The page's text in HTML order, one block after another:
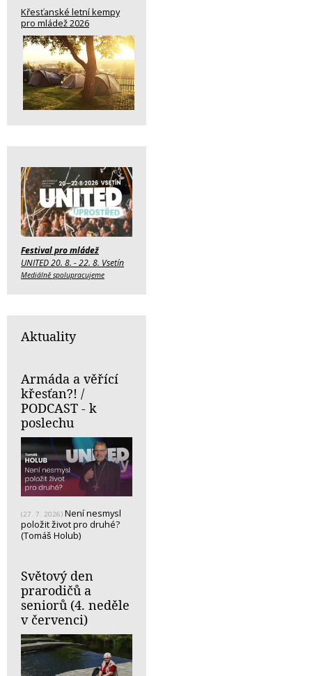
Křesťanské letní kempy
pro mládež 2026
Festival pro mládež
UNITED 20. 8. - 22. 8. Vsetín
Mediálně spolupracujeme
Aktuality
Armáda a věřící
křesťan?! /
PODCAST - k
poslechu
(27. 7. 2026) Není nesmysl
položit život pro druhé?
(Tomáš Holub)
Světový den
prarodičů a
seniorů (4. neděle
v červenci)